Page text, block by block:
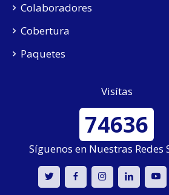
Colaboradores
Cobertura
Paquetes
Visítas
74636
Síguenos en Nuestras Redes